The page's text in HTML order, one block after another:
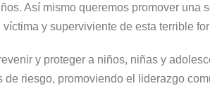
Así mismo queremos promover
y superviviente de esta terrible
y proteger a niños, niñas y
de riesgo, promoviendo el liderazgo